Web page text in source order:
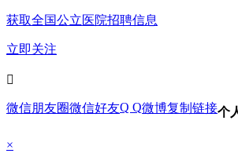
获取全国公立医院招聘信息
立即关注

微信朋友圈微信好友Q Q微博复制链接个
×